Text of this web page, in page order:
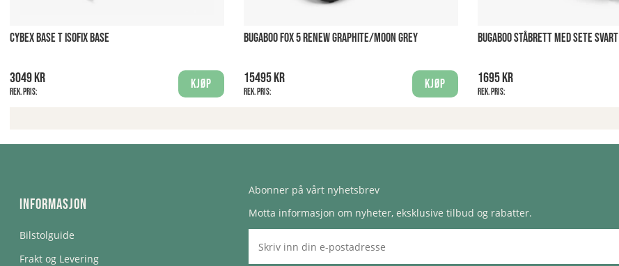
CYBEX BASE T ISOFIX BASE
3049 kr
Rek. pris:
Kjøp
BUGABOO FOX 5 RENEW GRAPHITE/MOON GREY
15495 kr
Rek. pris:
Kjøp
BUGABOO STÅBRETT MED SETE SVART
1695 kr
Rek. pris:
Informasjon
Bilstolguide
Frakt og Levering
Abonner på vårt nyhetsbrev
Motta informasjon om nyheter, eksklusive tilbud og rabatter.